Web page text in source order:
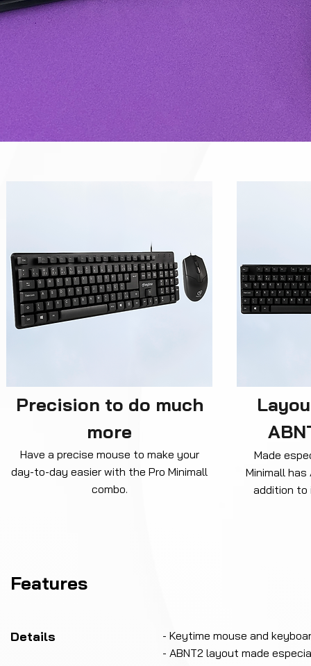
Precision to do much
more
Have a precise mouse to make your
day-to-day easier with the Pro Minimall
combo.
Made
Minimall has
addition to
Features
Details
- Keytime mouse and
- ABNT2 layout made